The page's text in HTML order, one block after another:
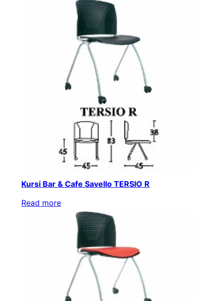
Kursi Bar & Cafe Savello TERSIO R
Read more